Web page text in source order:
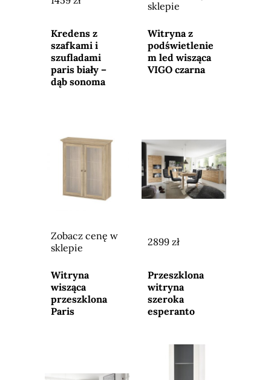
sklepu
Kredens z
szafkami i
szufladami
paris biały –
dąb sonoma
sklepie
sklepu
Witryna z
podświetlenie
m led wisząca
VIGO czarna
Zobacz cenę w
sklepie
sklepu
Witryna
wisząca
przeszklona
Paris
2899 zł
sklepu
Przeszklona
witryna
szeroka
esperanto